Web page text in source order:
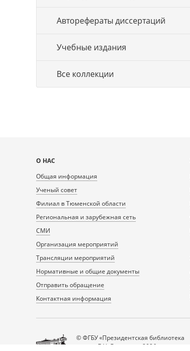
Авторефераты диссертаций
Учебные издания
Все коллекции
Карта
сайта
О НАС
Общая информация
Ученый совет
Филиал в Тюменской области
Региональная и зарубежная сеть
СМИ
Организация мероприятий
Трансляции мероприятий
Нормативные и общие документы
Отправить обращение
Контактная информация
© ФГБУ «Президентская библиотека
имени Б.Н. Ельцина», 2026